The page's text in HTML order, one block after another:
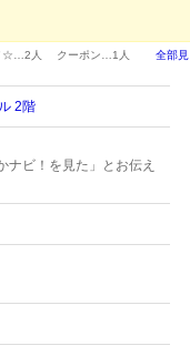
☆… 2人 クーポン… 1人 全部
2階
ビ！を見た」とお伝え